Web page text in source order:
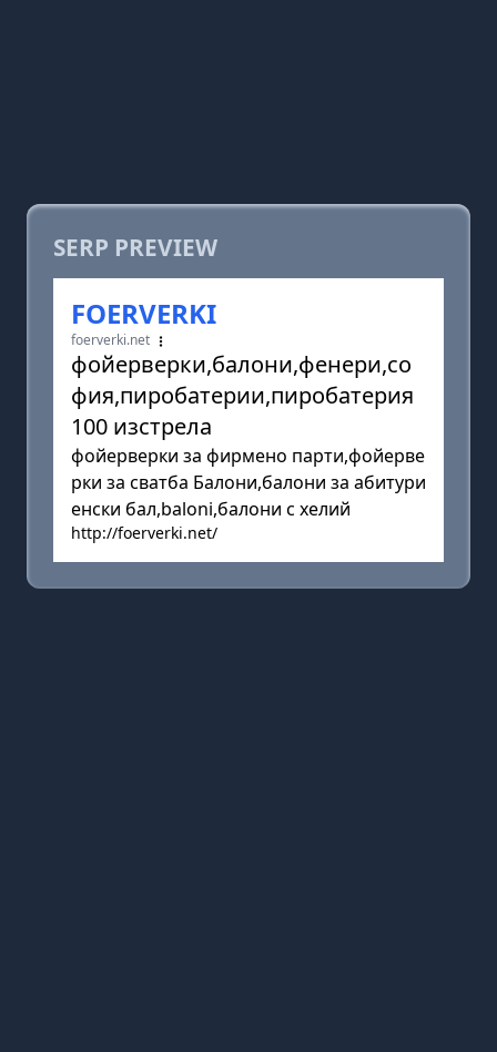
SERP PREVIEW
FOERVERKI
foerverki.net
фойерверки,балони,фенери,со
фия,пиробатерии,пиробатерия
100 изстрела
фойерверки за фирмено парти,фойерве
рки за сватба Балони,балони за абитури
енски бал,baloni,балони с хелий
http://foerverki.net/